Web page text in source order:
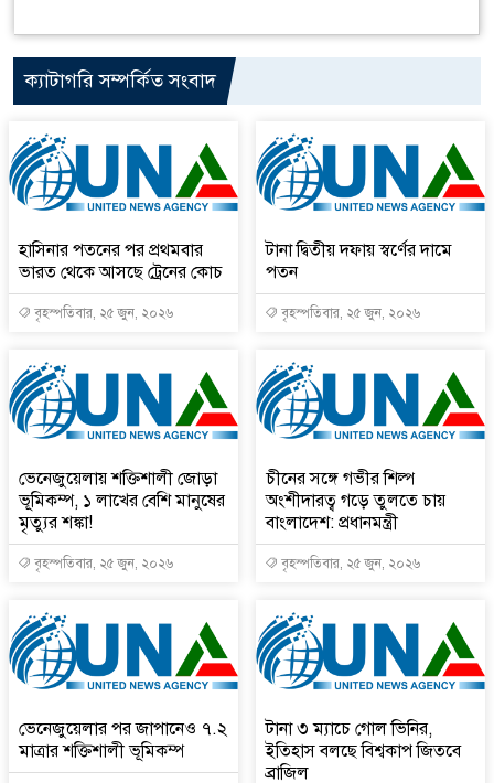
ক্যাটাগরি সম্পর্কিত সংবাদ
হাসিনার পতনের পর প্রথমবার
ভারত থেকে আসছে ট্রেনের কোচ
বৃহস্পতিবার, ২৫ জুন, ২০২৬
টানা দ্বিতীয় দফায় স্বর্ণের দামে
পতন
বৃহস্পতিবার, ২৫ জুন, ২০২৬
ভেনেজুয়েলায় শক্তিশালী জোড়া
ভূমিকম্প, ১ লাখের বেশি মানুষের
মৃত্যুর শঙ্কা!
বৃহস্পতিবার, ২৫ জুন, ২০২৬
চীনের সঙ্গে গভীর শিল্প
অংশীদারত্ব গড়ে তুলতে চায়
বাংলাদেশ: প্রধানমন্ত্রী
বৃহস্পতিবার, ২৫ জুন, ২০২৬
ভেনেজুয়েলার পর জাপানেও ৭.২
মাত্রার শক্তিশালী ভূমিকম্প
টানা ৩ ম্যাচে গোল ভিনির,
ইতিহাস বলছে বিশ্বকাপ জিতবে
ব্রাজিল